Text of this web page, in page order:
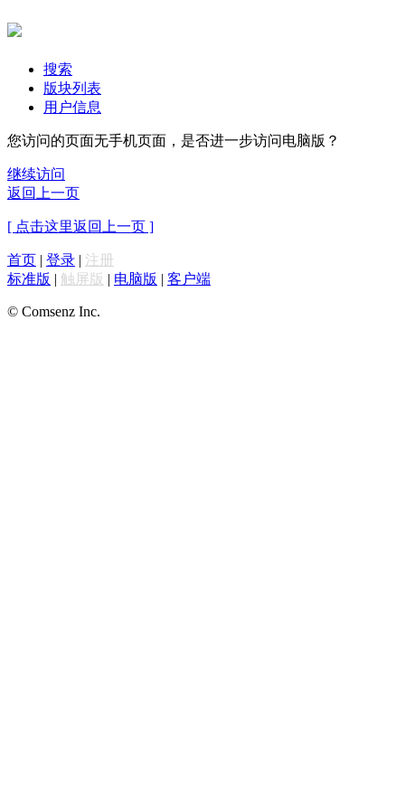
搜索
版块列表
用户信息
您访问的页面无手机页面，是否进一步访问电脑版？
继续访问
返回上一页
[ 点击这里返回上一页 ]
首页 | 登录 | 注册
标准版 | 触屏版 | 电脑版 | 客户端
© Comsenz Inc.